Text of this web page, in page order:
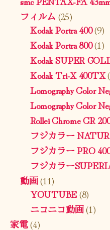
フィルム (25)
Kodak Portra 400(9)
Kodak Portra 800(1)
Kodak SUPER
Kodak Tri-X 400TX
Lomography Color
Lomography Color
Rollei Chrome CR
フジカラー
フジカラー PRO
フジカラー
動画(11)
YOUTUBE(8)
ニコニコ動画(1)
家電(4)